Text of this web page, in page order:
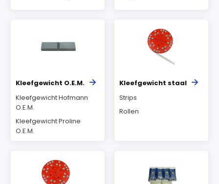
Kleefgewicht O.E.M.
Kleefgewicht Hofmann
O.E.M.
Kleefgewicht Proline
O.E.M.
Kleefgewicht staal
Strips
Rollen